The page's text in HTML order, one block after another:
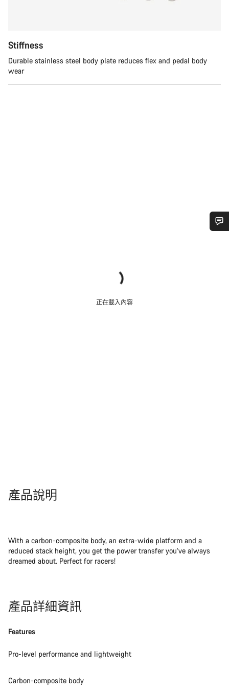
Stiffness
Durable stainless steel body plate reduces flex and pedal body
wear
正在載入內容
產品說明
With a carbon-composite body, an extra-wide platform and a
reduced stack height, you get the power transfer you’ve always
dreamed about. Perfect for racers!
產品詳細資訊
Features
Pro-level performance and lightweight
Carbon-composite body
開始聊天